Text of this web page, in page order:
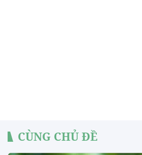
CÙNG CHỦ ĐỀ